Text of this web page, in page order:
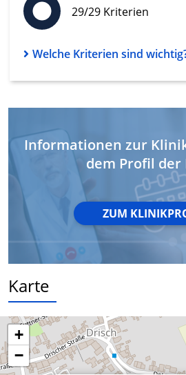
29/29 Kriterien
Welche Kriterien sind
Informationen zur
dem Profil der
ZUM
Karte
+
−
Messung der Performance von
Analyse von Zielgruppen durch
oder Kombinationen von Daten aus
Angebote
Verwendung reduzierter Daten
von Inhalten
IAB-Besonderheiten:
Verwendung genauer
Geräte anhand von aktiv
Informationen identifizieren
Nicht-IAB-Verarbeitungszwecke:
Notwendig
Funktional
Werbung